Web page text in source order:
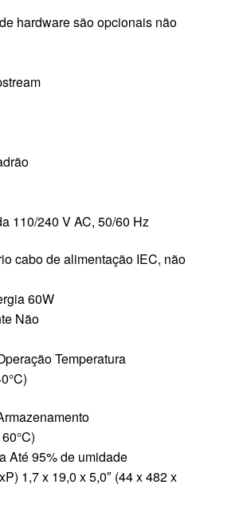
hardware são opcionais não
110/240 V AC, 50/60 Hz
cabo de alimentação IEC, não
60W
Não
Temperatura
Até 95% de umidade
1,7 x 19,0 x 5,0″ (44 x 482 x